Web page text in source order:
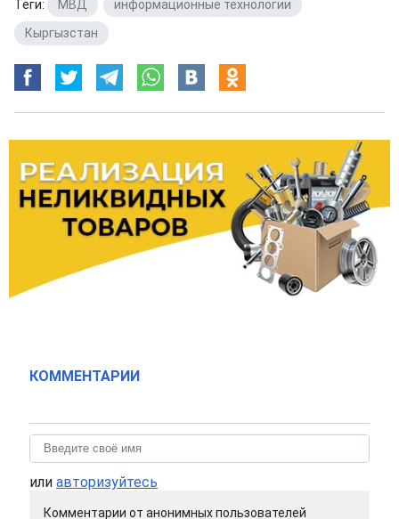
Теги: МВД информационные технологии
Кыргызстан
КОММЕНТАРИИ
или авторизуйтесь
Комментарии от анонимных пользователей